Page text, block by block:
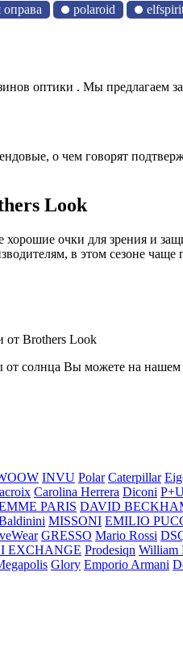
оправа polaroid
оптики . Мы предлагаем
о чем говорят
Look
хорошие очки для зрения и
в этом сезоне чаще
Brothers Look
солнца Вы можете на
INVU Polar Caterpillar
Carolina Herrera Diconi
PARIS DAVID
MISSONI EMILIO
GRESSO Mario Rossi
EXCHANGE Prodesiqn William
Glory Emporio Armani